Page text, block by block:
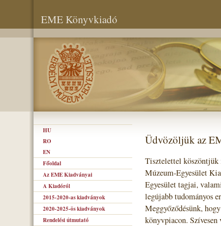
EME Könyvkiadó
HU
RO
EN
Főoldal
Az EME Kiadványai
A Kiadóról
2015-2020-as kiadványok
2020-2025-ös kiadványok
Rendelési útmutató
Üdvözöljük az
Tisztelettel köszöntjük
Múzeum-Egyesület
Egyesület tagjai,
legújabb tudományos
Meggyőződésünk,
könyvpiacon.